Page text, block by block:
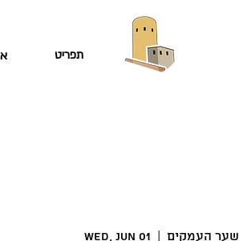
תפריט
Wed, Jun 01 שער העמקים